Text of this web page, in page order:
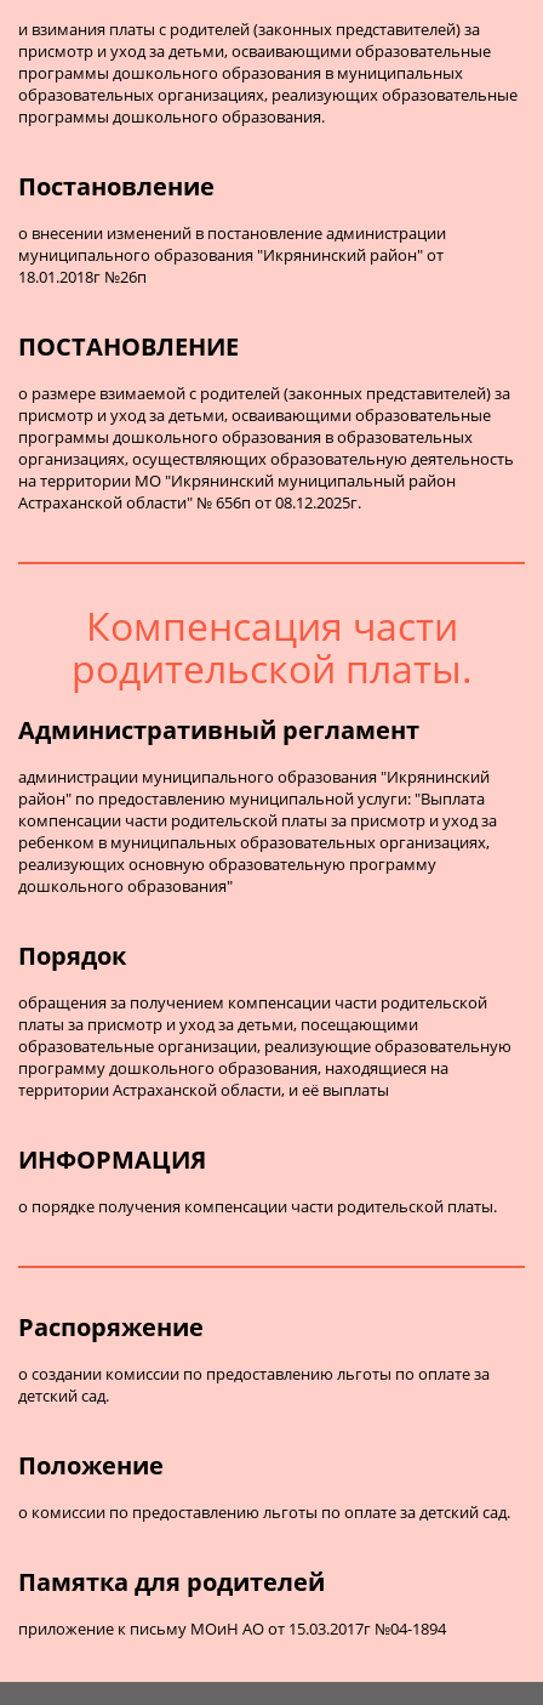
и взимания платы с родителей (законных представителей) за
присмотр и уход за детьми, осваивающими образовательные
программы дошкольного образования в муниципальных
образовательных организациях, реализующих образовательные
программы дошкольного образования.
Постановление
о внесении изменений в постановление администрации
муниципального образования "Икрянинский район" от
18.01.2018г №26п
ПОСТАНОВЛЕНИЕ
о размере взимаемой с родителей (законных представителей) за
присмотр и уход за детьми, осваивающими образовательные
программы дошкольного образования в образовательных
организациях, осуществляющих образовательную деятельность
на территории МО "Икрянинский муниципальный район
Астраханской области" № 656п от 08.12.2025г.
Компенсация части
родительской платы.
Административный регламент
администрации муниципального образования "Икрянинский
район" по предоставлению муниципальной услуги: "Выплата
компенсации части родительской платы за присмотр и уход за
ребенком в муниципальных образовательных организациях,
реализующих основную образовательную программу
дошкольного образования"
Порядок
обращения за получением компенсации части родительской
платы за присмотр и уход за детьми, посещающими
образовательные организации, реализующие образовательную
программу дошкольного образования, находящиеся на
территории Астраханской области, и её выплаты
ИНФОРМАЦИЯ
о порядке получения компенсации части родительской платы.
Распоряжение
о создании комиссии по предоставлению льготы по оплате за
детский сад.
Положение
о комиссии по предоставлению льготы по оплате за детский сад.
Памятка для родителей
приложение к письму МОиН АО от 15.03.2017г №04-1894